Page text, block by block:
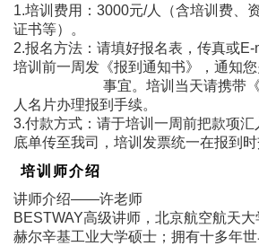
1.培训费用：3000元/人（含培训费、
证书等）。
2.报名方法：请填好报名表，传真或
培训前一周发《报到通知书》，通知
事宜。培训当天请携带《报
人名片办理报到手续。
3.付款方式：请于培训一周前把款项
底单传至我司，培训发票统一在报到时
培训师介绍
讲师介绍――许老师
BESTWAY高级讲师，北京航空航天
赫尔辛基工业大学硕士；拥有十多年